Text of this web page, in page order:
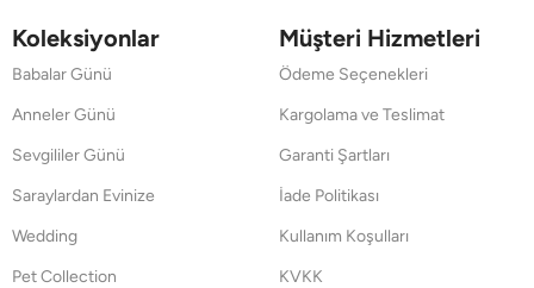
Koleksiyonlar
Babalar Günü
Anneler Günü
Sevgililer Günü
Saraylardan Evinize
Wedding
Pet Collection
Müşteri Hizmetleri
Ödeme Seçenekleri
Kargolama ve Teslimat
Garanti Şartları
İade Politikası
Kullanım Koşulları
KVKK